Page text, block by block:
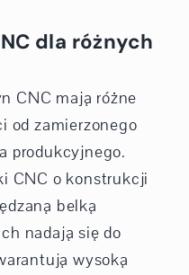
dla różnych
CNC mają różne
od zamierzonego
produkcyjnego.
CNC o konstrukcji
belką
nadają się do
wysoką